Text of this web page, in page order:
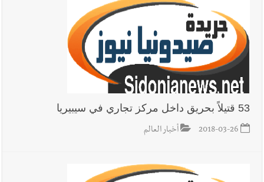
53 قتيلاً بحريق داخل مركز تجاري في سيبيريا
2018-03-26 أخبار العالم